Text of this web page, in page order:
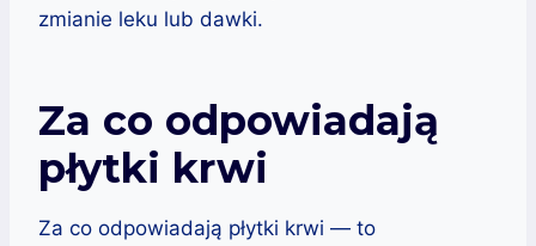
zmianie leku lub dawki.
Za co odpowiadają
płytki krwi
Za co odpowiadają płytki krwi — to